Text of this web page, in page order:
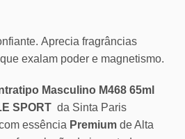
Aprecia fragrâncias
exalam poder e magnetismo.
Masculino M468 65ml
SPORT da Sinta Paris
essência Premium de Alta